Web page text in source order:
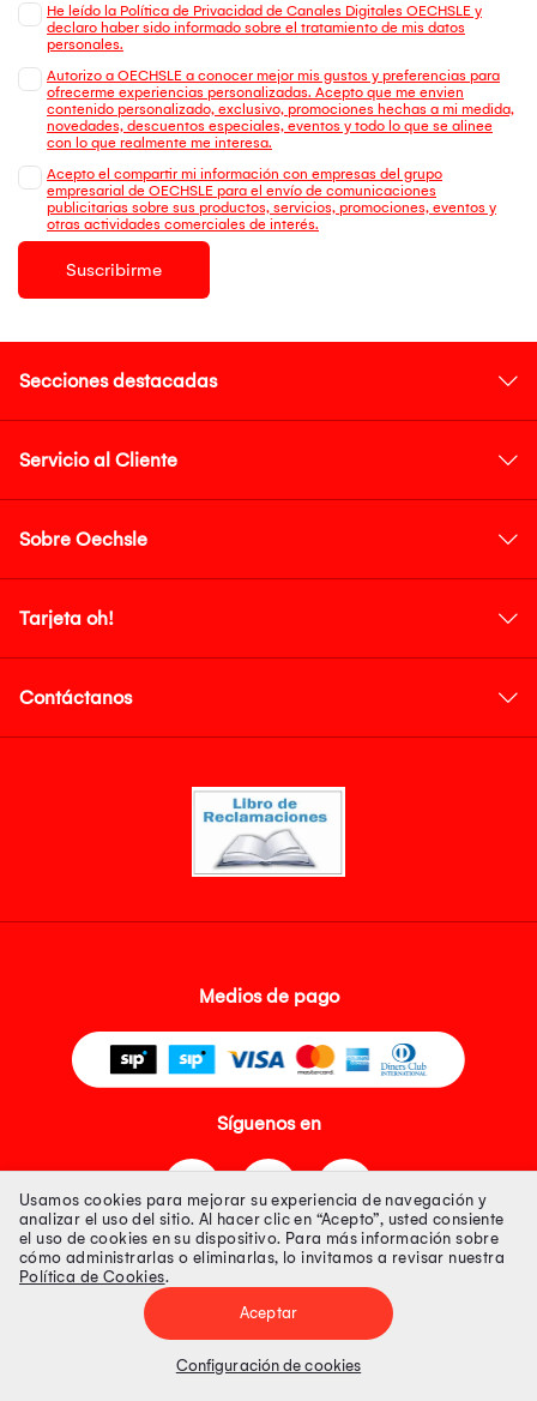
He leído la Política de Privacidad de Canales Digitales OECHSLE y
declaro haber sido informado sobre el tratamiento de mis datos
personales.
Autorizo a OECHSLE a conocer mejor mis gustos y preferencias para
ofrecerme experiencias personalizadas. Acepto que me envien
contenido personalizado, exclusivo, promociones hechas a mi medida,
novedades, descuentos especiales, eventos y todo lo que se alinee
con lo que realmente me interesa.
Acepto el compartir mi información con empresas del grupo
empresarial de OECHSLE para el envío de comunicaciones
publicitarias sobre sus productos, servicios, promociones, eventos y
otras actividades comerciales de interés.
Suscribirme
Secciones destacadas
Servicio al Cliente
Sobre Oechsle
Tarjeta oh!
Contáctanos
Medios de pago
Síguenos en
Tienda 100% Segura
Tiendas Peruanas S.A. R.U.C. Nº 20493020618. Todos los derechos
Precios disponibles solo en www.oechsle.pe. Precios online publicados
Usamos cookies para mejorar su experiencia de navegación y
analizar el uso del sitio. Al hacer clic en “Acepto”, usted consiente
el uso de cookies en su dispositivo. Para más información sobre
cómo administrarlas o eliminarlas, lo invitamos a revisar nuestra
Política de Cookies.
Aceptar
Configuración de cookies